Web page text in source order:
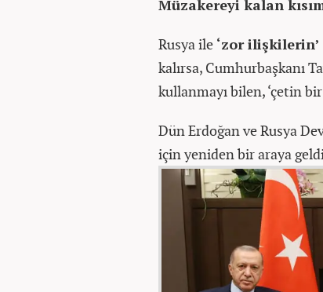
Müzakereyi kalan
Rusya ile ‘zor ilişkilerin’
kalırsa, Cumhurbaşkanı
kullanmayı bilen, ‘çetin
Dün Erdoğan ve Rusya
için yeniden bir araya